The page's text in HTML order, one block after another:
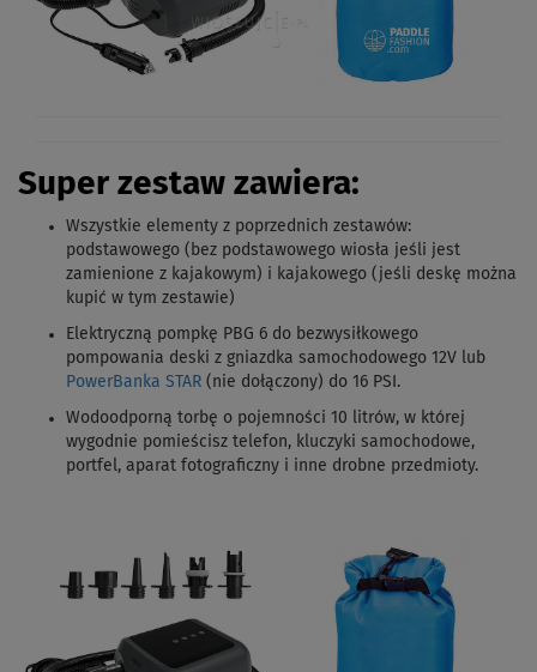
Super zestaw zawiera:
Wszystkie elementy z poprzednich zestawów:
podstawowego (bez podstawowego wiosła jeśli jest
zamienione z kajakowym) i kajakowego (jeśli deskę można
kupić w tym zestawie)
Elektryczną pompkę PBG 6 do bezwysiłkowego
pompowania deski z gniazdka samochodowego 12V lub
PowerBanka STAR (nie dołączony) do 16 PSI.
Wodoodporną torbę o pojemności 10 litrów, w której
wygodnie pomieścisz telefon, kluczyki samochodowe,
portfel, aparat fotograficzny i inne drobne przedmioty.